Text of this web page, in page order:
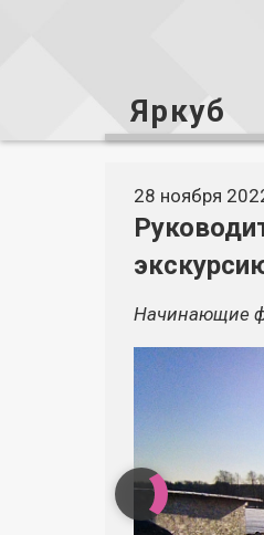
Яркуб
28 ноября
Начинающие